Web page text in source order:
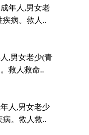
年人,男女老
疾病。救人..
,男女老少(青
救人救命..
人,男女老少
病。救人救..